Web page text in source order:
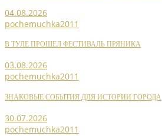
04.08.2026
pochemuchka2011
В ТУЛЕ ПРОШЕЛ ФЕСТИВАЛЬ ПРЯНИКА
03.08.2026
pochemuchka2011
ЗНАКОВЫЕ СОБЫТИЯ ДЛЯ ИСТОРИИ ГОРОДА
30.07.2026
pochemuchka2011